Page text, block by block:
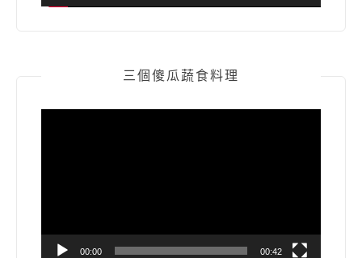
三個傻瓜蔬食料理
00:00 00:42